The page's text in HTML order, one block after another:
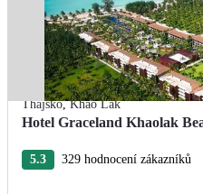
Thajsko,Khao Lak
Hotel Graceland Khaolak
5.3 329 hodnocení zákazníků